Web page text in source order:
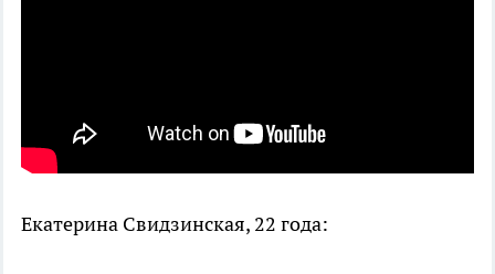
Екатерина Свидзинская, 22 года: